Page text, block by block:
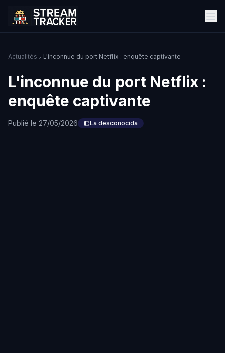
Actualités L'inconnue du port Netflix : enquête captivante
L'inconnue du port Netflix :
enquête captivante
Publié le 27/05/2026 La desconocida